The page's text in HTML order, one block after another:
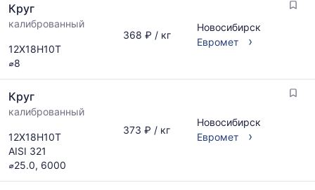
Круг
калиброванный
12Х18Н10Т
⌀8
368 ₽ / кг
Новосибирск
Евромет
›
Круг
калиброванный
12Х18Н10Т
AISI 321
⌀25.0, 6000
373 ₽ / кг
Новосибирск
Евромет
›